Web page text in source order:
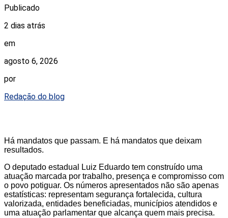
Publicado
2 dias atrás
em
agosto 6, 2026
por
Redação do blog
Há mandatos que passam. E há mandatos que deixam
resultados.
O deputado estadual Luiz Eduardo tem construído uma
atuação marcada por trabalho, presença e compromisso com
o povo potiguar. Os números apresentados não são apenas
estatísticas: representam segurança fortalecida, cultura
valorizada, entidades beneficiadas, municípios atendidos e
uma atuação parlamentar que alcança quem mais precisa.